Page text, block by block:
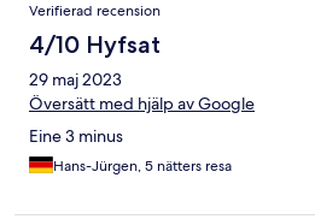
empfehlen
Verifierad recension
4/10 Hyfsat
29 maj 2023
Översätt med hjälp av Google
Eine 3 minus
Hans-Jürgen, 5 nätters resa